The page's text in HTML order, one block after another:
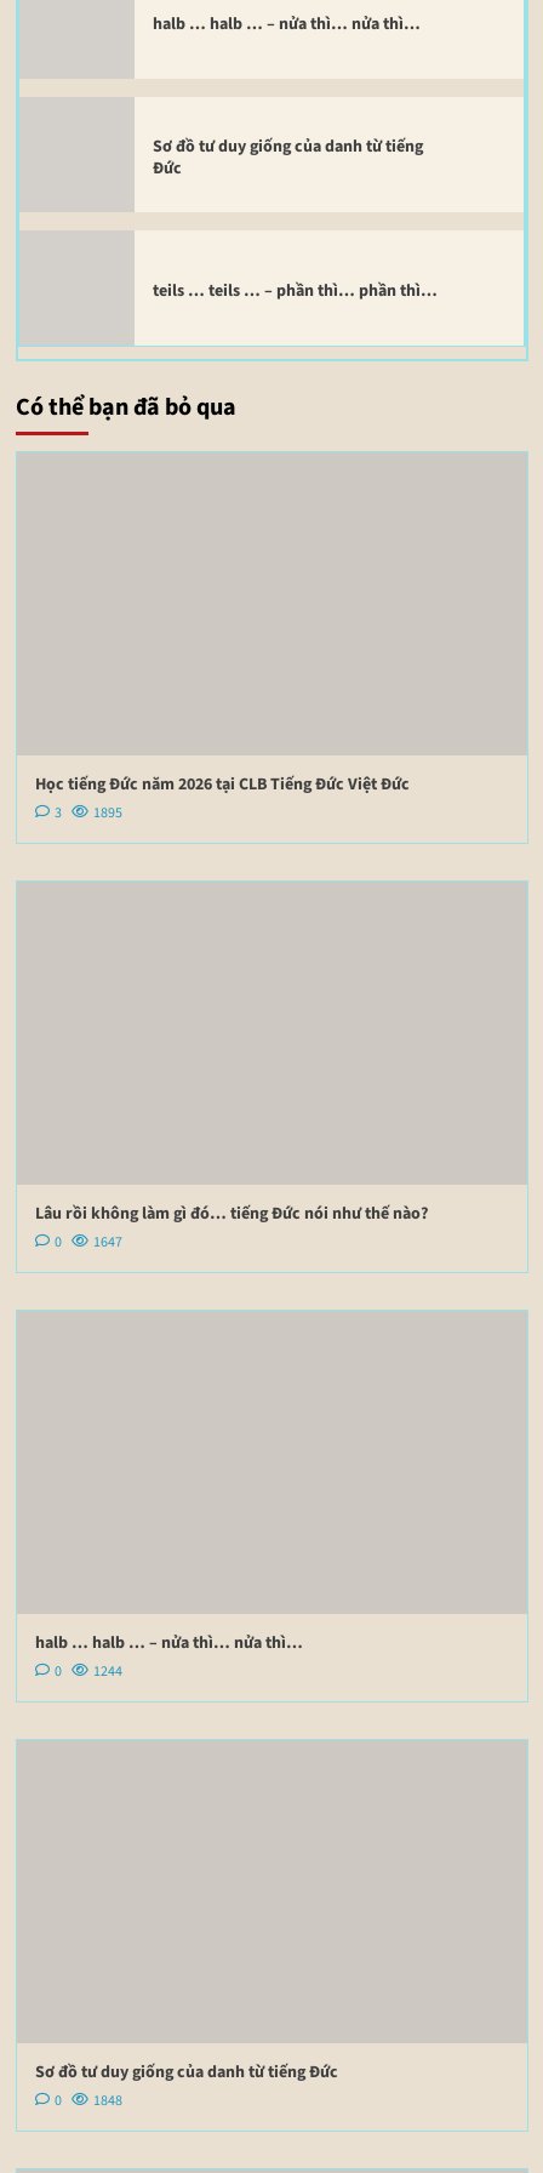
halb … halb … – nửa thì… nửa thì…
Sơ đồ tư duy giống của danh từ tiếng
Đức
teils … teils … – phần thì… phần thì…
Có thể bạn đã bỏ qua
Học tiếng Đức năm 2026 tại CLB Tiếng Đức Việt Đức
3 1895
Lâu rồi không làm gì đó… tiếng Đức nói như thế nào?
0 1647
halb … halb … – nửa thì… nửa thì…
0 1244
Sơ đồ tư duy giống của danh từ tiếng Đức
0 1848